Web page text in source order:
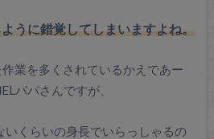
うに錯覚してしまいますよね。
業を多くされているかえであー
パパさんですが、
いくらいの身長でいらっしゃるの